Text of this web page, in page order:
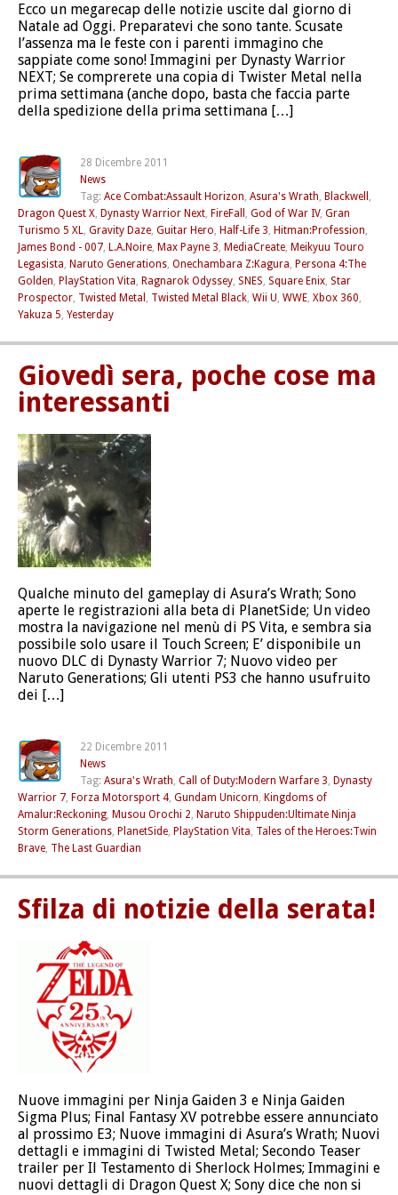
Ecco un megarecap delle notizie uscite dal giorno di
Natale ad Oggi. Preparatevi che sono tante. Scusate
l’assenza ma le feste con i parenti immagino che
sappiate come sono! Immagini per Dynasty Warrior
NEXT; Se comprerete una copia di Twister Metal nella
prima settimana (anche dopo, basta che faccia parte
della spedizione della prima settimana […]
28 Dicembre 2011
News
Tag: Ace Combat:Assault Horizon, Asura's Wrath, Blackwell ,
Dragon Quest X, Dynasty Warrior Next, FireFall , God of War IV, Gran
Turismo 5 XL, Gravity Daze, Guitar Hero, Half-Life 3, Hitman:Profession,
James Bond - 007, L.A.Noire, Max Payne 3, MediaCreate, Meikyuu Touro
Legasista, Naruto Generations, Onechambara Z:Kagura, Persona 4:The
Golden, PlayStation Vita, Ragnarok Odyssey, SNES, Square Enix, Star
Prospector, Twisted Metal , Twisted Metal Black, Wii U, WWE, Xbox 360,
Yakuza 5, Yesterday
Giovedì sera, poche cose ma
interessanti
Qualche minuto del gameplay di Asura’s Wrath; Sono
aperte le registrazioni alla beta di PlanetSide; Un video
mostra la navigazione nel menù di PS Vita, e sembra sia
possibile solo usare il Touch Screen; E’ disponibile un
nuovo DLC di Dynasty Warrior 7; Nuovo video per
Naruto Generations; Gli utenti PS3 che hanno usufruito
dei […]
22 Dicembre 2011
News
Tag: Asura's Wrath, Call of Duty:Modern Warfare 3, Dynasty
Warrior 7, Forza Motorsport 4, Gundam Unicorn, Kingdoms of
Amalur:Reckoning, Musou Orochi 2, Naruto Shippuden:Ultimate Ninja
Storm Generations, PlanetSide, PlayStation Vita, Tales of the Heroes:Twin
Brave, The Last Guardian
Sfilza di notizie della serata!
Nuove immagini per Ninja Gaiden 3 e Ninja Gaiden
Sigma Plus; Final Fantasy XV potrebbe essere annunciato
al prossimo E3; Nuove immagini di Asura’s Wrath; Nuovi
dettagli e immagini di Twisted Metal; Secondo Teaser
trailer per Il Testamento di Sherlock Holmes; Immagini e
nuovi dettagli di Dragon Quest X; Sony dice che non si